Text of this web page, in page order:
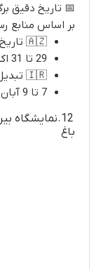
📅 تاریخ دقیق برگزاری
بر اساس منابع
🇦🇿 تاریخ میلادی:
29 تا 31 اکتبر 2026
🇮🇷 تبدیل به تاریخ شمسی (ایران):
7 تا 9 آبان 1405
12.نمایشگاه
باغ